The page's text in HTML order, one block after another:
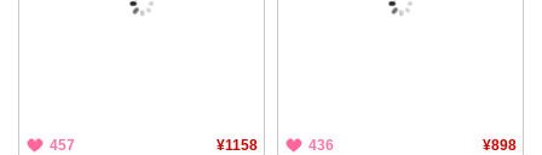
457 ¥1158 436 ¥898